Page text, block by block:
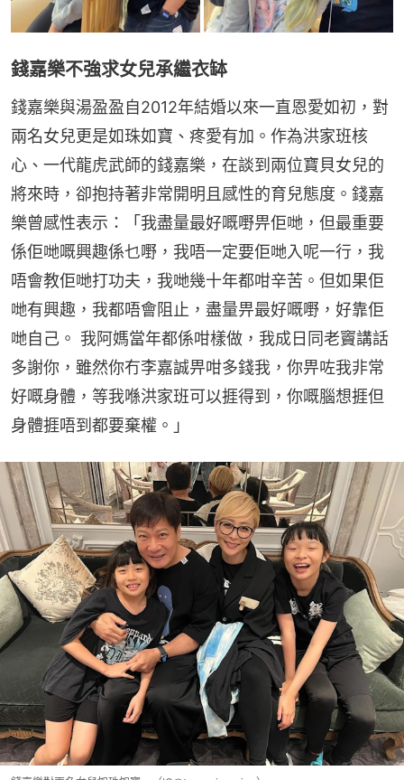
錢嘉樂不強求女兒承繼衣缽
錢嘉樂與湯盈盈自2012年結婚以來一直恩愛如初，對
兩名女兒更是如珠如寶、疼愛有加。作為洪家班核
心、一代龍虎武師的錢嘉樂，在談到兩位寶貝女兒的
將來時，卻抱持著非常開明且感性的育兒態度。錢嘉
樂曾感性表示：「我盡量最好嘅嘢畀佢哋，但最重要
係佢哋嘅興趣係乜嘢，我唔一定要佢哋入呢一行，我
唔會教佢哋打功夫，我哋幾十年都咁辛苦。但如果佢
哋有興趣，我都唔會阻止，盡量畀最好嘅嘢，好靠佢
哋自己。 我阿媽當年都係咁樣做，我成日同老竇講話
多謝你，雖然你冇李嘉誠畀咁多錢我，你畀咗我非常
好嘅身體，等我喺洪家班可以捱得到，你嘅腦想捱但
身體捱唔到都要棄權。」